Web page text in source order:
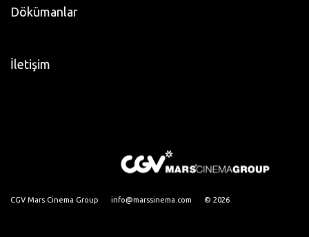
Dökümanlar
İletişim
CGV Mars Cinema Group info@marssinema.com © 2026